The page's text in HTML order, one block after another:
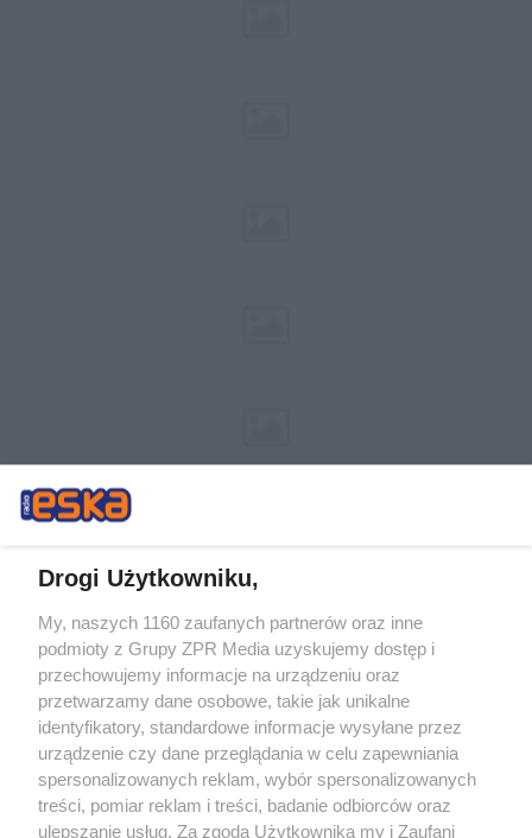
Żaden utwór zamieszczony w serwisie nie może być powielany i
rozpowszechniany lub dalej rozpowszechniany w jakikolwiek sposób (w
tym także elektroniczny lub mechaniczny) na jakimkolwiek polu
eksploatacji w jakiejkolwiek formie, włącznie z umieszczaniem w Internecie
bez pisemnej zgody właściciela praw. Jakiekolwiek użycie lub
wykorzystanie utworów w całości lub w części z naruszeniem prawa, tzn.
bez właściwej zgody, jest zabronione pod groźbą kary i może być ścigane
prawnie.
Drogi Użytkowniku,
My, naszych 1160 zaufanych partnerów oraz inne
podmioty z Grupy ZPR Media uzyskujemy dostęp i
przechowujemy informacje na urządzeniu oraz
przetwarzamy dane osobowe, takie jak unikalne
identyfikatory, standardowe informacje wysyłane przez
urządzenie czy dane przeglądania w celu zapewniania
spersonalizowanych reklam, wybór spersonalizowanych
treści, pomiar reklam i treści, badanie odbiorców oraz
ulepszanie usług. Za zgodą Użytkownika my i Zaufani